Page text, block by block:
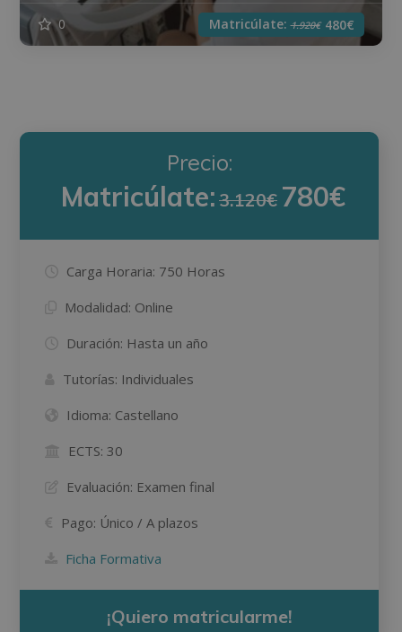
0 Matricúlate:1.920€ 480€
Precio:
Matricúlate:3.120€ 780€
Carga Horaria: 750 Horas
Modalidad: Online
Duración: Hasta un año
Tutorías: Individuales
Idioma: Castellano
ECTS: 30
Evaluación: Examen final
Pago: Único / A plazos
Ficha Formativa
¡Quiero matricularme!